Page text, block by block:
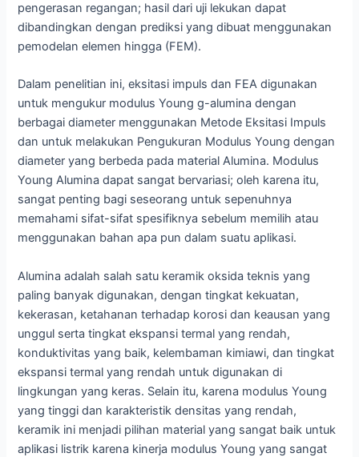
pengerasan regangan; hasil dari uji lekukan dapat
dibandingkan dengan prediksi yang dibuat menggunakan
pemodelan elemen hingga (FEM).
Dalam penelitian ini, eksitasi impuls dan FEA digunakan
untuk mengukur modulus Young g-alumina dengan
berbagai diameter menggunakan Metode Eksitasi Impuls
dan untuk melakukan Pengukuran Modulus Young dengan
diameter yang berbeda pada material Alumina. Modulus
Young Alumina dapat sangat bervariasi; oleh karena itu,
sangat penting bagi seseorang untuk sepenuhnya
memahami sifat-sifat spesifiknya sebelum memilih atau
menggunakan bahan apa pun dalam suatu aplikasi.
Alumina adalah salah satu keramik oksida teknis yang
paling banyak digunakan, dengan tingkat kekuatan,
kekerasan, ketahanan terhadap korosi dan keausan yang
unggul serta tingkat ekspansi termal yang rendah,
konduktivitas yang baik, kelembaman kimiawi, dan tingkat
ekspansi termal yang rendah untuk digunakan di
lingkungan yang keras. Selain itu, karena modulus Young
yang tinggi dan karakteristik densitas yang rendah,
keramik ini menjadi pilihan material yang sangat baik untuk
aplikasi listrik karena kinerja modulus Young yang sangat